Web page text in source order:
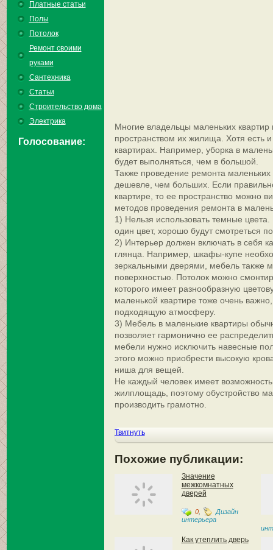
Платные статьи
Полы
Потолок
Ремонт своими
руками
Сантехника
Статьи
Строительство дома
Электрика
Голосование:
Многие владельцы маленьких
пространством их жилища. Хотя есть
квартирах. Например, уборка в
будет выполняться, чем в большой.
Также проведение ремонта маленьких
дешевле, чем больших. Если
квартире, то ее пространство можно
методов проведения ремонта в
1) Нельзя использовать темные
один цвет, хорошо будут смотреться
2) Интерьер должен включать в себя
глянца. Например, шкафы-купе
зеркальными дверями, мебель также
поверхностью. Потолок можно
которого имеет разнообразную
маленькой квартире тоже очень
подходящую атмосферу.
3) Мебель в маленькие квартиры
позволяет гармонично ее
мебели нужно исключить навесные
этого можно приобрести высокую
ниша для вещей.
Не каждый человек имеет
жилплощадь, поэтому обустройство
производить грамотно.
Твитнуть
Похожие публикации:
Значение
межкомнатных
дверей
0,
Дизайн
интерьера
Как утеплить дверь